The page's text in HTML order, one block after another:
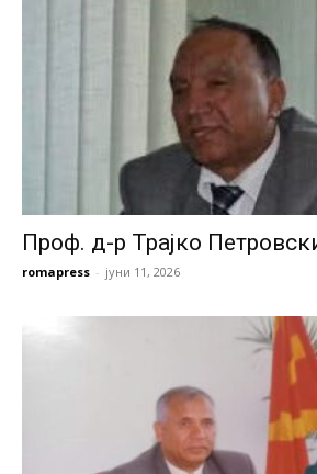
Проф. д-р Трајко
romapress - јуни 11, 2026